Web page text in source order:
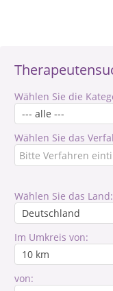
Wählen Sie die
Wählen Sie das
Wählen Sie das Land:
Im Umkreis von:
von: